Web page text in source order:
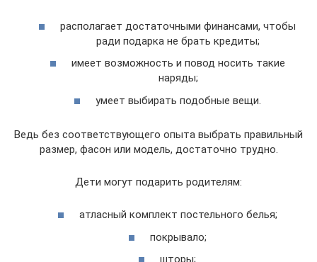
располагает достаточными финансами, чтобы
ради подарка не брать кредиты;
имеет возможность и повод носить такие
наряды;
умеет выбирать подобные вещи.
Ведь без соответствующего опыта выбрать правильный
размер, фасон или модель, достаточно трудно.
Дети могут подарить родителям:
атласный комплект постельного белья;
покрывало;
шторы;